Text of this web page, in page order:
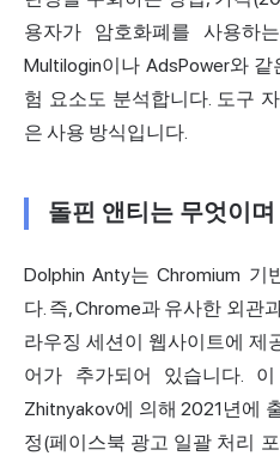
용자가 암호화폐를 사용하
Multilogin이나 AdsPower와
험 요소도 분석합니다. 도구
은 사용 방식입니다.
돌핀 앤티는 무엇이
Dolphin Anty는 Chromium 기
다. 즉, Chrome과 유사한 외관
라우징 세션이 웹사이트에 제
어가 추가되어 있습니다.
Zhitnyakov에 의해 2021년에
정(페이스북 광고 일괄 처리